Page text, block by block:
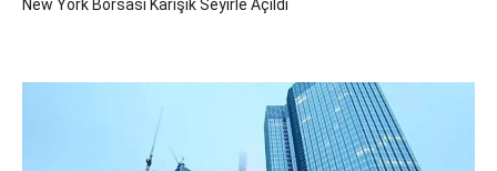
New York Borsası Karışık Seyirle Açıldı